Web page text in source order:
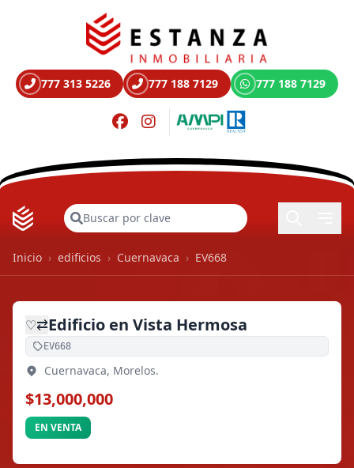
777 313 5226 777 188 7129 777 188 7129
Buscar
Inicio › edificios › Cuernavaca › EV668
♡⇄Edificio en Vista Hermosa
EV668
Cuernavaca, Morelos.
$13,000,000
EN VENTA